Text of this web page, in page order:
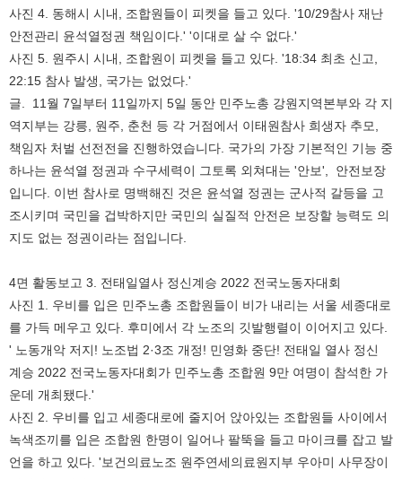
사진 4. 동해시 시내, 조합원들이 피켓을 들고 있다. '10/29참사 재난
안전관리 윤석열정권 책임이다.' '이대로 살 수 없다.'
사진 5. 원주시 시내, 조합원이 피켓을 들고 있다. '18:34 최초 신고,
22:15 참사 발생, 국가는 없었다.'
글. 11월 7일부터 11일까지 5일 동안 민주노총 강원지역본부와 각 지
역지부는 강릉, 원주, 춘천 등 각 거점에서 이태원참사 희생자 추모,
책임자 처벌 선전전을 진행하였습니다. 국가의 가장 기본적인 기능 중
하나는 윤석열 정권과 수구세력이 그토록 외쳐대는 '안보', 안전보장
입니다. 이번 참사로 명백해진 것은 윤석열 정권는 군사적 갈등을 고
조시키며 국민을 겁박하지만 국민의 실질적 안전은 보장할 능력도 의
지도 없는 정권이라는 점입니다.
4면 활동보고 3. 전태일열사 정신계승 2022 전국노동자대회
사진 1. 우비를 입은 민주노총 조합원들이 비가 내리는 서울 세종대로
를 가득 메우고 있다. 후미에서 각 노조의 깃발행렬이 이어지고 있다.
' 노동개악 저지! 노조법 2·3조 개정! 민영화 중단! 전태일 열사 정신
계승 2022 전국노동자대회가 민주노총 조합원 9만 여명이 참석한 가
운데 개최됐다.'
사진 2. 우비를 입고 세종대로에 줄지어 앉아있는 조합원들 사이에서
녹색조끼를 입은 조합원 한명이 일어나 팔뚝을 들고 마이크를 잡고 발
언을 하고 있다. '보건의료노조 원주연세의료원지부 우아미 사무장이